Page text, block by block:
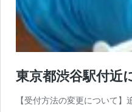
東京都渋谷駅付近
【受付方法の変更について